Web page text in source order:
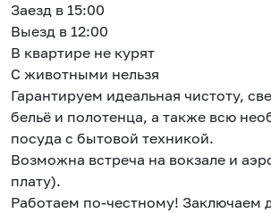
Заезд в 15:00
Выезд в 12:00
В квартире не курят
С животными нельзя
Гарантируем идеальная чистоту,
бельё и полотенца, а также всю
посуда с бытовой техникой.
Возможна встреча на вокзале и
плату).
Работаем по-честному! Заключаем